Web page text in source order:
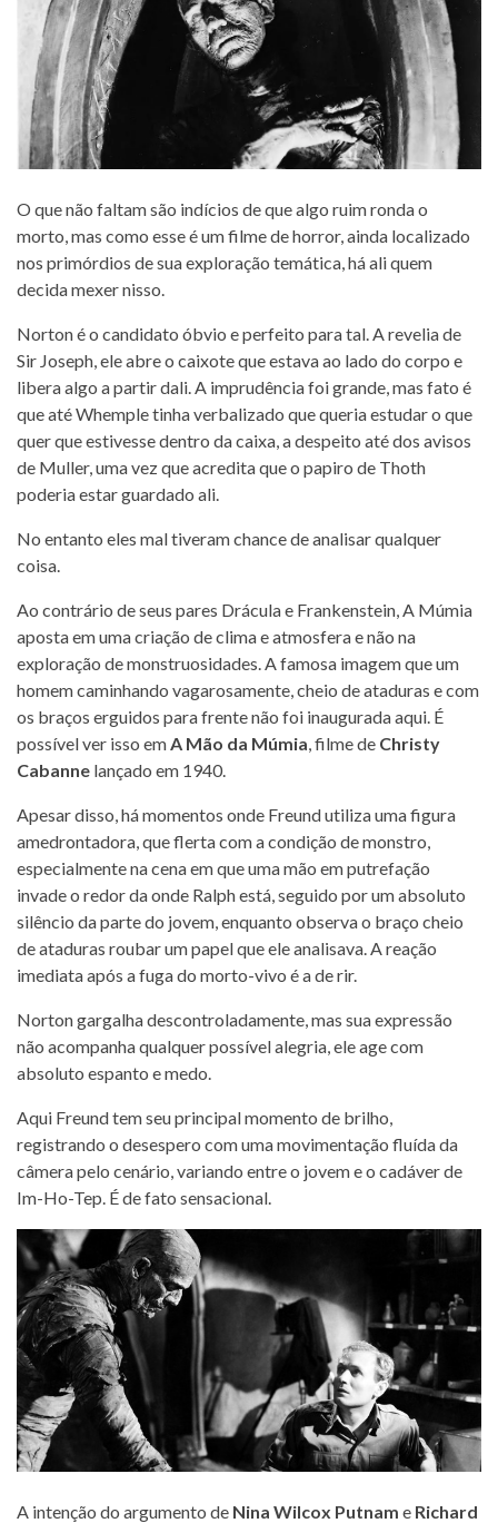
O que não faltam são indícios de que algo ruim ronda o
morto, mas como esse é um filme de horror, ainda localizado
nos primórdios de sua exploração temática, há ali quem
decida mexer nisso.
Norton é o candidato óbvio e perfeito para tal. A revelia de
Sir Joseph, ele abre o caixote que estava ao lado do corpo e
libera algo a partir dali. A imprudência foi grande, mas fato é
que até Whemple tinha verbalizado que queria estudar o que
quer que estivesse dentro da caixa, a despeito até dos avisos
de Muller, uma vez que acredita que o papiro de Thoth
poderia estar guardado ali.
No entanto eles mal tiveram chance de analisar qualquer
coisa.
Ao contrário de seus pares Drácula e Frankenstein, A Múmia
aposta em uma criação de clima e atmosfera e não na
exploração de monstruosidades. A famosa imagem que um
homem caminhando vagarosamente, cheio de ataduras e com
os braços erguidos para frente não foi inaugurada aqui. É
possível ver isso emA Mão da Múmia, filme de Christy
Cabanne lançado em 1940.
Apesar disso, há momentos onde Freund utiliza uma figura
amedrontadora, que flerta com a condição de monstro,
especialmente na cena em que uma mão em putrefação
invade o redor da onde Ralph está, seguido por um absoluto
silêncio da parte do jovem, enquanto observa o braço cheio
de ataduras roubar um papel que ele analisava. A reação
imediata após a fuga do morto-vivo é a de rir.
Norton gargalha descontroladamente, mas sua expressão
não acompanha qualquer possível alegria, ele age com
absoluto espanto e medo.
Aqui Freund tem seu principal momento de brilho,
registrando o desespero com uma movimentação fluída da
câmera pelo cenário, variando entre o jovem e o cadáver de
Im-Ho-Tep. É de fato sensacional.
A intenção do argumento de Nina Wilcox Putnam e Richard